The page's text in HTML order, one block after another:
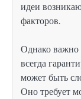
идеи
факторов.
Однако важно
всегда
может быть
Оно требует